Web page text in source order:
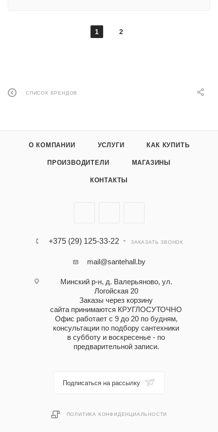
1 2
СПИСОК БРЕНДОВ
О КОМПАНИИ УСЛУГИ КАК КУПИТЬ
ПРОИЗВОДИТЕЛИ МАГАЗИНЫ
КОНТАКТЫ
+375 (29) 125-33-22 ЗАКАЗАТЬ ЗВОНОК
mail@santehall.by
Минский р-н, д. Валерьяново, ул.
Логойская 20
Заказы через корзину
сайта принимаются КРУГЛОСУТОЧНО
Офис работает с 9 до 20 по будням,
консультации по подбору сантехники
в субботу и воскресенье - по
предварительной записи.
Подписаться на рассылку
ПОЛИТИКА КОНФИДЕНЦИАЛЬНОСТИ